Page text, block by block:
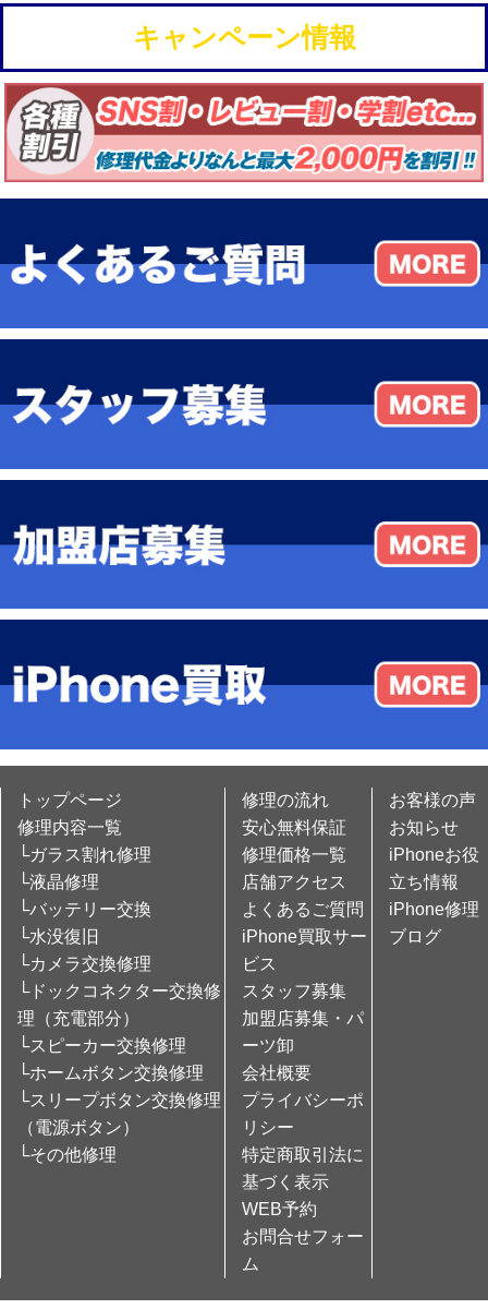
キャンペーン情報
トップページ
修理内容一覧
└ガラス割れ修理
└液晶修理
└バッテリー交換
└水没復旧
└カメラ交換修理
└ドックコネクター交換修
理（充電部分）
└スピーカー交換修理
└ホームボタン交換修理
└スリープボタン交換修理
（電源ボタン）
└その他修理
修理の流れ
安心無料保証
修理価格一覧
店舗アクセス
よくあるご質問
iPhone買取サー
ビス
スタッフ募集
加盟店募集・パ
ーツ卸
会社概要
プライバシーポ
リシー
特定商取引法に
基づく表示
WEB予約
お問合せフォー
ム
お客様の声
お知らせ
iPhoneお役
立ち情報
iPhone修理
ブログ